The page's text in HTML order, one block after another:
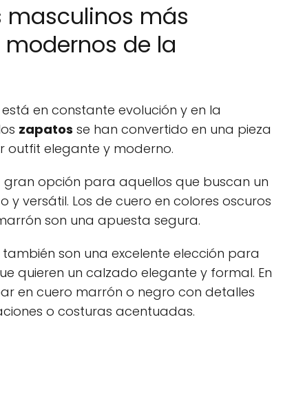
masculinos más
de la
en constante evolución y en la
zapatos se han convertido en una pieza
outfit elegante y moderno.
gran opción para aquellos que buscan un
y versátil. Los de cuero en colores oscuros
son una apuesta segura.
también son una excelente elección para
quieren un calzado elegante y formal. En
en cuero marrón o negro con detalles
o costuras acentuadas.